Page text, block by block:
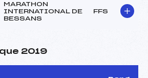
MARATHON
INTERNATIONAL DE
BESSANS
FFS
2019